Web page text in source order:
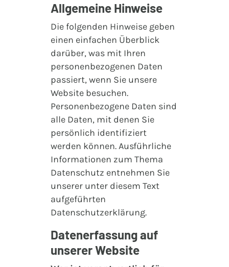
Allgemeine Hinweise
Die folgenden Hinweise geben
einen einfachen Überblick
darüber, was mit Ihren
personenbezogenen Daten
passiert, wenn Sie unsere
Website besuchen.
Personenbezogene Daten sind
alle Daten, mit denen Sie
persönlich identifiziert
werden können. Ausführliche
Informationen zum Thema
Datenschutz entnehmen Sie
unserer unter diesem Text
aufgeführten
Datenschutzerklärung.
Datenerfassung auf
unserer Website